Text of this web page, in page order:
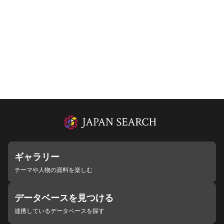
ギャラリー
テーマや人物の資料を楽しむ
データベースを見つける
連携しているデータベースを探す